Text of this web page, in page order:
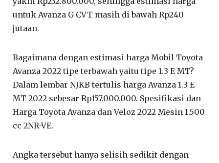
untuk Avanza G CVT masih di bawah Rp240
jutaan.
Bagaimana dengan estimasi harga Mobil Toyota
Avanza 2022 tipe terbawah yaitu tipe 1.3 E MT?
Dalam lembar NJKB tertulis harga Avanza 1.3 E
MT 2022 sebesar Rp157.000.000. Spesifikasi dan
Harga Toyota Avanza dan Veloz 2022 Mesin 1.500
cc 2NR-VE.
Angka tersebut hanya selisih sedikit dengan